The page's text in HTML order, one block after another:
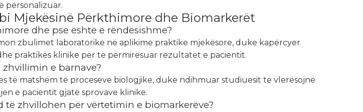
personalizuar.
Mjekësinë Përkthimore dhe Biomarkerët
dhe pse është e rëndësishme?
zbulimet laboratorike në aplikime praktike mjekësore, duke kapërcyer
praktikës klinike për të përmirësuar rezultatet e pacientit.
e barnave?
të matshëm të proceseve biologjike, duke ndihmuar studiuesit të vlerësojnë
e pacientit gjatë sprovave klinike.
të zhvillohen për vërtetimin e biomarkerëve?